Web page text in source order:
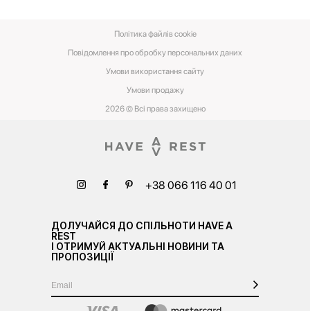
2026 © Всі права захищено
Повідомлення про обробку персональних даних
Умови використання сайту
Умови‌ ‌продажу‌
Політика файлів cookie
+38 066 116 40 01
ДОЛУЧАЙСЯ ДО СПІЛЬНОТИ HAVE A
REST
І ОТРИМУЙ АКТУАЛЬНІ НОВИНИ ТА
ПРОПОЗИЦІЇ